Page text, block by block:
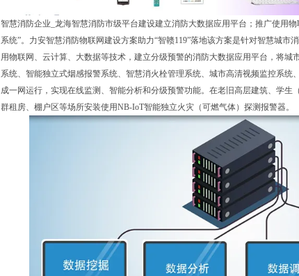
智慧消防企业_龙海智慧消防市级平台建设建立消防大数据应用平台；推广使用
系统”。力安智慧消防物联网建设方案助力“智赣119”落地该方案是针对智慧城市
用物联网、云计算、大数据等技术，建立分级预警的消防大数据应用平台，将城
系统、智能独立式烟感报警系统、智慧消火栓管理系统、城市高清视频监控系统
成一网运行，实现在线监测、智能分析和分级预警功能。在老旧高层建筑、学生
群租房、棚户区等场所安装使用NB-IoT智能独立火灾（可燃气体）探测报警器。